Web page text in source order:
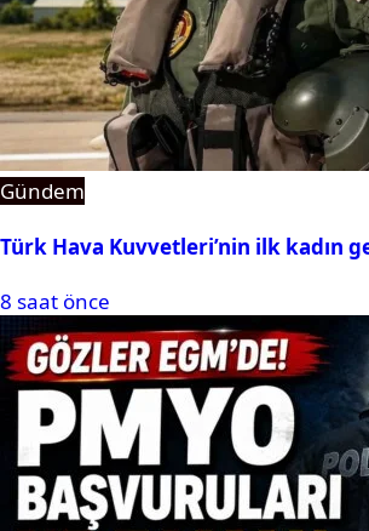
Gündem
Türk Hava Kuvvetleri’nin ilk kadın
8 saat önce